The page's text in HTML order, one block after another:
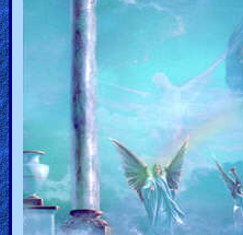
Bible
Movies
Gospel
Videos